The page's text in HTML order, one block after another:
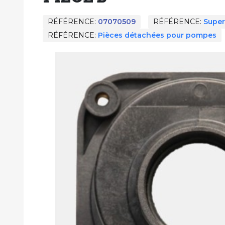
RÉFÉRENCE 07070509 RÉFÉRENCE
RÉFÉRENCE Pièces détachées pour pompes